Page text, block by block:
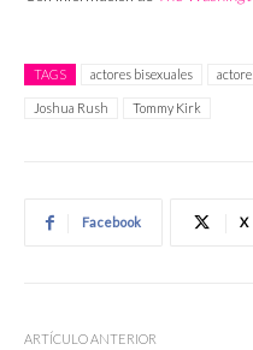
TAGS actores bisexuales
Joshua Rush Tommy Kirk
Facebook X
ARTÍCULO ANTERIOR